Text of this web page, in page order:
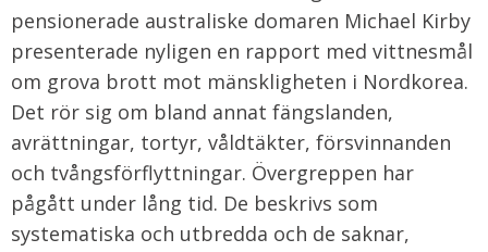
pensionerade australiske domaren Michael Kirby
presenterade nyligen en rapport med vittnesmål
om grova brott mot mänskligheten i Nordkorea.
Det rör sig om bland annat fängslanden,
avrättningar, tortyr, våldtäkter, försvinnanden
och tvångsförflyttningar. Övergreppen har
pågått under lång tid. De beskrivs som
systematiska och utbredda och de saknar,